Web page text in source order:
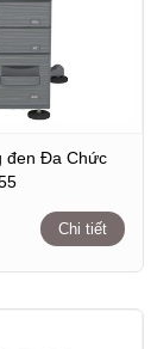
đen Đa Chức
Chi tiết